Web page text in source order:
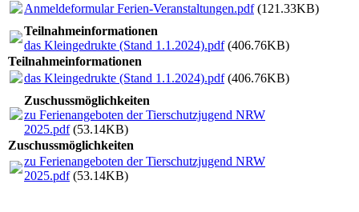
Anmeldeformular Ferien-Veranstaltungen.pdf(121.33KB)
Teilnahmeinformationen
das Kleingedrukte (Stand 1.1.2024).pdf(406.76KB)
Teilnahmeinformationen
das Kleingedrukte (Stand 1.1.2024).pdf(406.76KB)
Zuschussmöglichkeiten
zu Ferienangeboten der Tierschutzjugend NRW
2025.pdf(53.14KB)
Zuschussmöglichkeiten
zu Ferienangeboten der Tierschutzjugend NRW
2025.pdf(53.14KB)